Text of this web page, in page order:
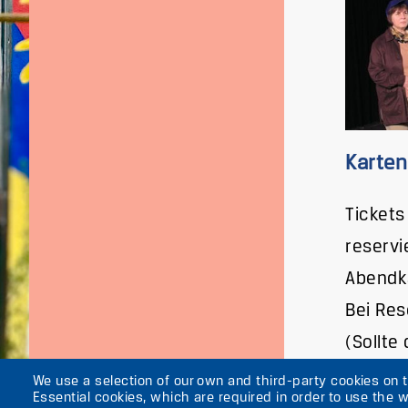
We use a selection of our own and third-party cookies
Essential cookies, which are required in order to use the
Bei
(Sollte